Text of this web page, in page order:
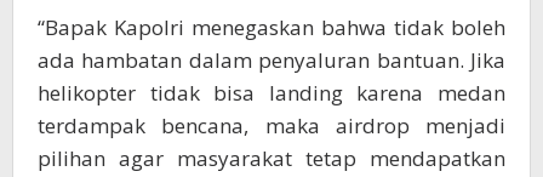
“Bapak Kapolri menegaskan bahwa tidak boleh
ada hambatan dalam penyaluran bantuan. Jika
helikopter tidak bisa landing karena medan
terdampak bencana, maka airdrop menjadi
pilihan agar masyarakat tetap mendapatkan